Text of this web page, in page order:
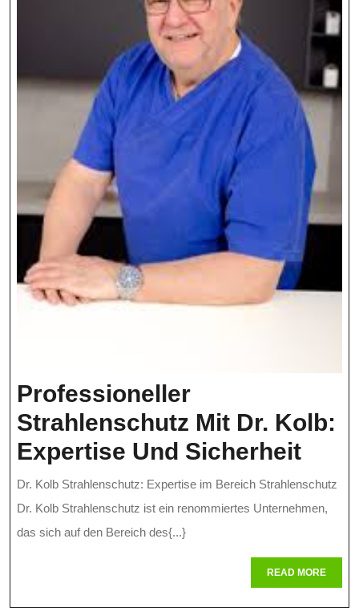
Professioneller
Strahlenschutz Mit Dr. Kolb:
Expertise Und Sicherheit
Mit
Dr. Kolb Strahlenschutz: Expertise im Bereich Strahlenschutz
Dr. Kolb Strahlenschutz ist ein renommiertes Unternehmen,
das sich auf den Bereich des{...}
READ MOREREAD
MORE